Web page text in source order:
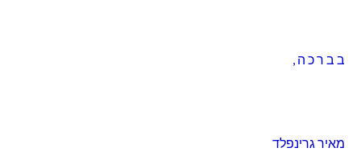
ב ב ר כ ה ,
מאיר גרינפלד